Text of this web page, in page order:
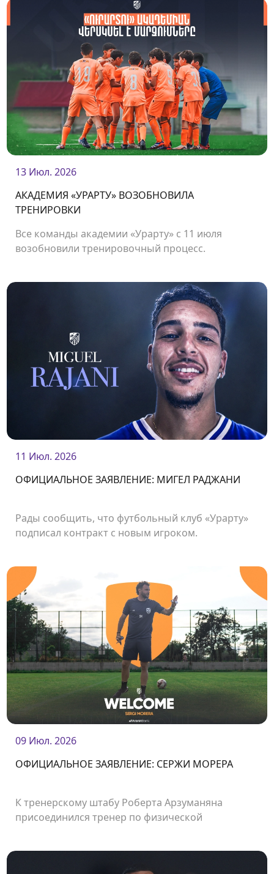
13 Июл. 2026
АКАДЕМИЯ «УРАРТУ» ВОЗОБНОВИЛА
ТРЕНИРОВКИ
Все команды академии «Урарту» с 11 июля
возобновили тренировочный процесс.
11 Июл. 2026
ОФИЦИАЛЬНОЕ ЗАЯВЛЕНИЕ: МИГЕЛ РАДЖАНИ
Рады сообщить, что футбольный клуб «Урарту»
подписал контракт с новым игроком.
09 Июл. 2026
ОФИЦИАЛЬНОЕ ЗАЯВЛЕНИЕ: СЕРЖИ МОРЕРА
К тренерскому штабу Роберта Арзуманяна
присоединился тренер по физической